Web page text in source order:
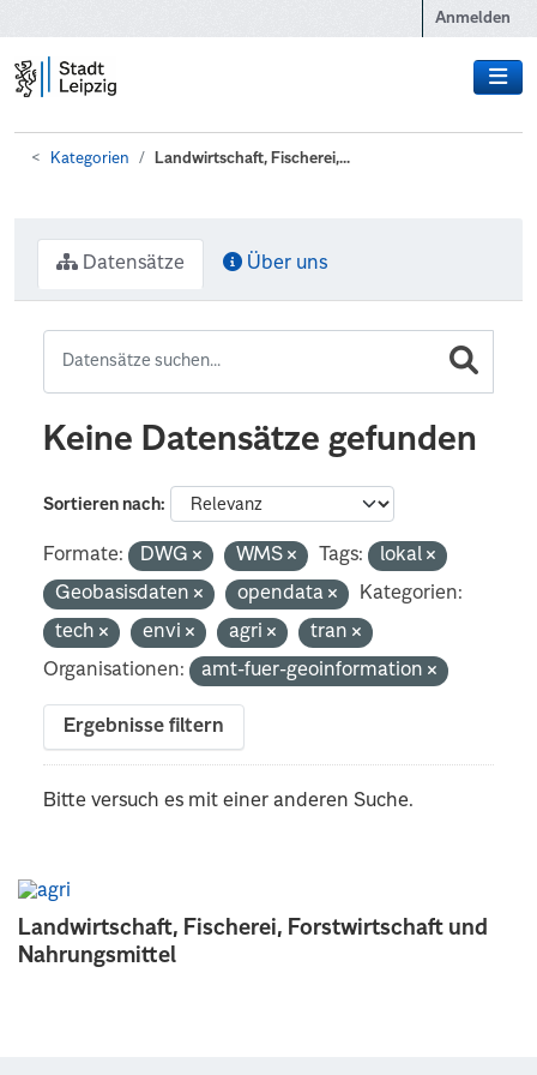
Anmelden
Kategorien Landwirtschaft, Fischerei,...
Landwirtschaft, Fischerei, Forstwirtschaft und
Nahrungsmittel
Datensätze Über uns
Keine Datensätze gefunden
Sortieren nach
Formate: DWG WMS Tags:
lokal
Geobasisdaten
opendata
Kategorien:
tech
envi agri
tran
Organisationen:
amt-fuer-geoinformation
Ergebnisse filtern
Bitte versuch es mit einer anderen Suche.